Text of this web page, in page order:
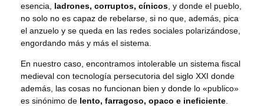
esencia, ladrones, corruptos, cínicos , y donde el pueblo,
no solo no es capaz de rebelarse, si no que, además, pica
el anzuelo y se queda en las redes sociales polarizándose,
engordando más y más el sistema.
En nuestro caso, encontramos intolerable un sistema fiscal
medieval con tecnología persecutoria del siglo XXI donde
además, las cosas no funcionan bien y donde lo «publico»
es sinónimo de lento, farragoso, opaco e ineficiente